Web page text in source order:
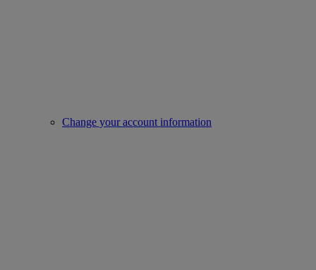
Change your account information